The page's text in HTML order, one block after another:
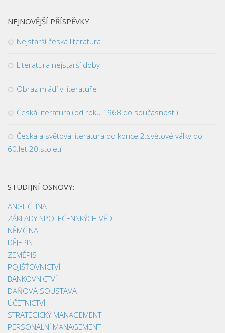
NEJNOVĚJŠÍ PŘÍSPĚVKY
Nejstarší česká literatura
Literatura nejstarší doby
Obraz mládí v literatuře
Česká literatura (od roku 1968 do současnosti)
Česká a světová literatura od konce 2.světové války do
60.let 20.století
STUDIJNÍ OSNOVY:
ANGLIČTINA
ZÁKLADY SPOLEČENSKÝCH VĚD
NĚMČINA
DĚJEPIS
ZEMĚPIS
POJIŠŤOVNICTVÍ
BANKOVNICTVÍ
DAŇOVÁ SOUSTAVA
ÚČETNICTVÍ
STRATEGICKÝ MANAGEMENT
PERSONÁLNÍ MANAGEMENT